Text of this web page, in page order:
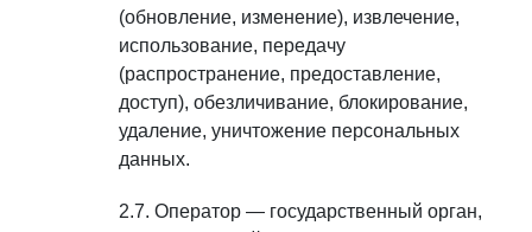
(обновление, изменение), извлечение,
использование, передачу
(распространение, предоставление,
доступ), обезличивание, блокирование,
удаление, уничтожение персональных
данных.
Оператор — государственный орган,